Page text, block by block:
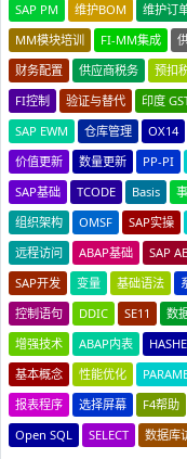
SAP PM
维护BOM 维护订
MM模块培训
FI-MM集成
财务配置
供应商税务 预扣
FI控制
验证与替代 印度
SAP EWM
仓库管理 OX14
价值更新
数量更新 PP-PI
SAP基础
TCODE Basis
组织架构
OMSF SAP实操
远程访问
ABAP基础 SAP
SAP开发
变量 基础语法
控制语句
DDIC SE11 数
增强技术
ABAP内表
基本概念
性能优化
报表程序
选择屏幕 F4帮助
Open SQL
SELECT 数据库